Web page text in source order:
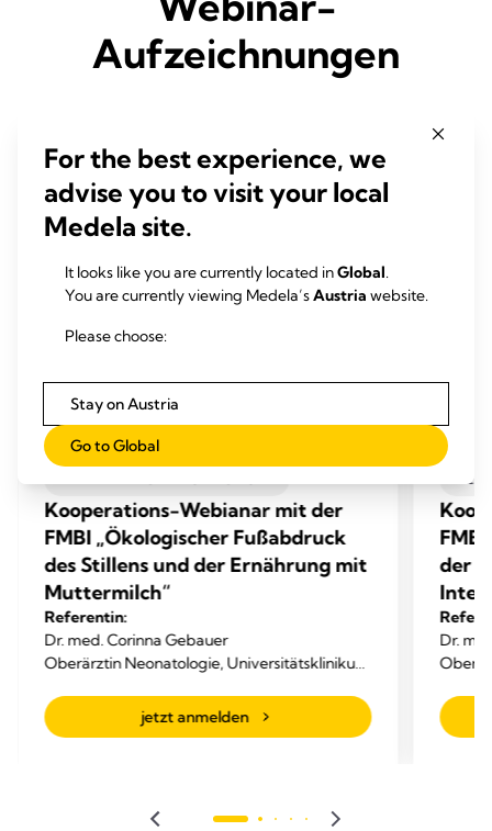
Aufzeichnungen
Kooperations-Webianar mit der
FMBI „Ökologischer Fußabdruck
des Stillens und der Ernährung mit
Muttermilch“
Referentin:
Dr. med. Corinna Gebauer
Oberärztin Neonatologie, Universitätsklinikum
Gründungsmitglied der Frauenmilchbank
Initiative
jetzt anmelden
der
Dr.
For the best experience, we
advise you to visit your local
Medela site.
It looks like you are currently located inGlobal.
You are currently viewing Medela’sAustria website.
Please choose:
Stay on Austria
Go to Global